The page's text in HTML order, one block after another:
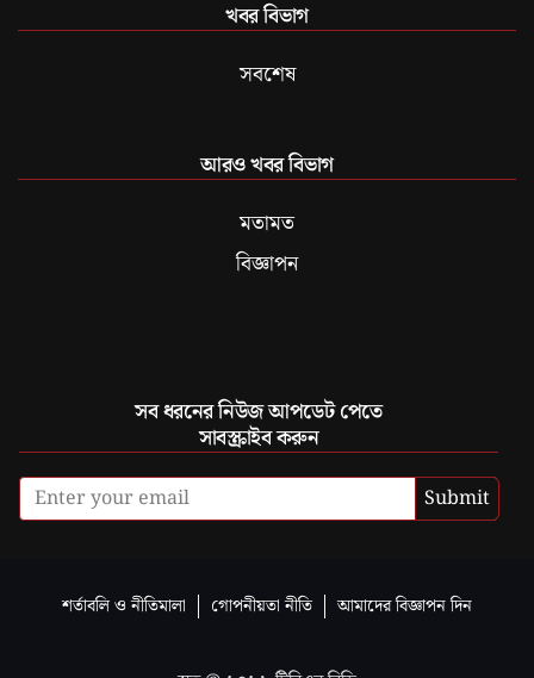
খবর বিভাগ
সবশেষ
আরও খবর বিভাগ
মতামত
বিজ্ঞাপন
সব ধরনের নিউজ আপডেট পেতে
সাবস্ক্রাইব করুন
Submit
শর্তাবলি ও নীতিমালা গোপনীয়তা নীতি আমাদের বিজ্ঞাপন দিন